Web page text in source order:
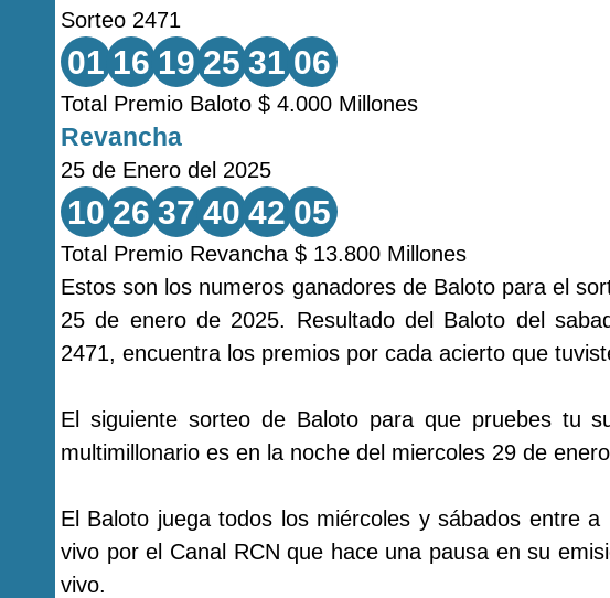
Sorteo 2471
01 16 19 25 31 06
Total Premio Baloto $ 4.000 Millones
Revancha
25 de Enero del 2025
10 26 37 40 42 05
Total Premio Revancha $ 13.800 Millones
Estos son los numeros ganadores de Baloto para el
25 de enero de 2025. Resultado del Baloto del
2471, encuentra los premios por cada acierto que
El siguiente sorteo de Baloto para que pruebes tu
multimillonario es en la noche del miercoles 29 de
El Baloto juega todos los miércoles y sábados entre
vivo por el Canal RCN que hace una pausa en su
vivo.